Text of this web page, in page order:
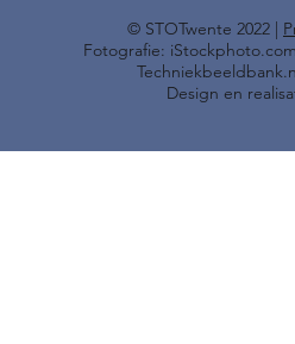
​© STOTwente 2022 |
Fotografie:
Design en